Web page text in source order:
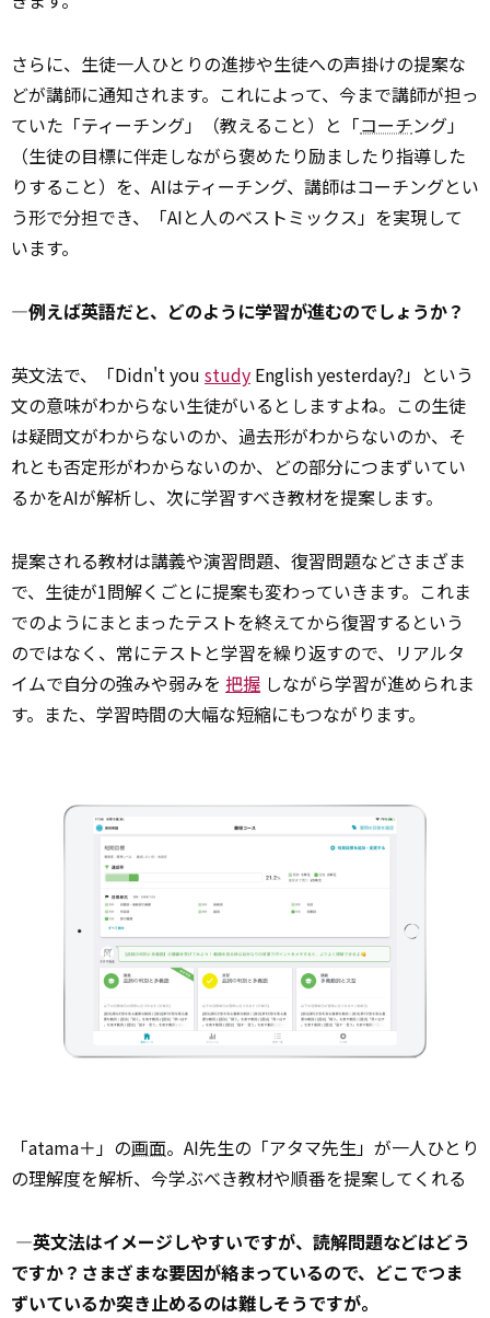
さらに、生徒一人ひとりの進捗や生徒への声掛けの提案な
どが講師に通知されます。これによって、今まで講師が担っ
ていた「ティーチング」（教えること）と「コーチング」
（生徒の目標に伴走しながら褒めたり励ましたり指導した
りすること）を、AIはティーチング、講師はコーチングとい
う形で分担でき、「AIと人のベストミックス」を実現して
います。
―例えば英語だと、どのように学習が進むのでしょうか？
英文法で、「Didn't you study English yesterday?」という
文の意味がわからない生徒がいるとしますよね。この生徒
は疑問文がわからないのか、過去形がわからないのか、そ
れとも否定形がわからないのか、どの部分につまずいてい
るかをAIが解析し、次に学習すべき教材を提案します。
提案される教材は講義や演習問題、復習問題などさまざま
で、生徒が1問解くごとに提案も変わっていきます。これま
でのようにまとまったテストを終えてから復習するという
のではなく、常にテストと学習を繰り返すので、リアルタ
イムで自分の強みや弱みを 把握 しながら学習が進められま
す。また、学習時間の大幅な短縮にもつながります。
「atama＋」の画面。AI先生の「アタマ先生」が一人ひとり
の理解度を解析、今学ぶべき教材や順番を提案してくれる
―英文法はイメージしやすいですが、読解問題などはどう
ですか？さまざまな要因が絡まっているので、どこでつま
ずいているか突き止めるのは難しそうですが。